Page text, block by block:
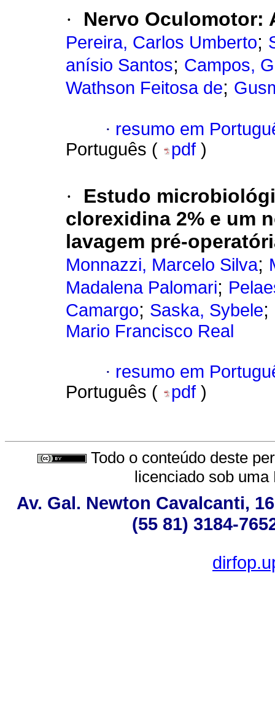
· Nervo Oculomotor:
Pereira, Carlos Umberto;
anísio Santos; Campos,
Wathson Feitosa de;
· resumo em
Português (
pdf )
·
Estudo
clorexidina 2% e um
lavagem pré-
Monnazzi, Marcelo Silva;
Madalena Palomari;
Camargo; Saska, Sybele;
Mario Francisco Real
· resumo em
Português (
pdf )
Todo o conteúdo deste
licenciado sob uma
Av. Gal. Newton Cavalcanti,
(55 81) 3184-